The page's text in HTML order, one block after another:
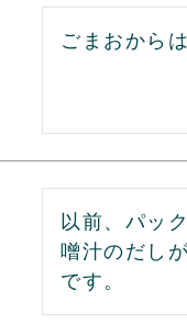
ごまおから
以前、パッ
噌汁のだし
です。